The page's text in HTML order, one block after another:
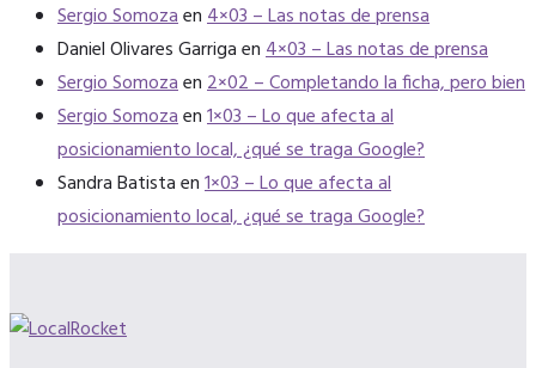
Sergio Somozaen4×03 – Las notas de prensa
Daniel Olivares Garrigaen4×03 – Las notas de prensa
Sergio Somozaen2×02 – Completando la ficha, pero bien
Sergio Somozaen1×03 – Lo que afecta al
posicionamiento local, ¿qué se traga Google?
Sandra Batistaen1×03 – Lo que afecta al
posicionamiento local, ¿qué se traga Google?